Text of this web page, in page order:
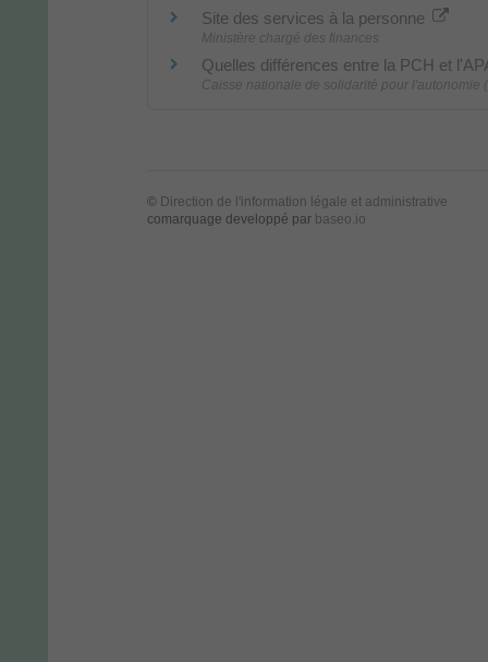
Site des services à la personne
Ministère chargé des finances
Quelles différences entre la PCH et
Caisse nationale de solidarité pour l'autonomie
© Direction de l'information légale et administrative
comarquage developpé par baseo.io